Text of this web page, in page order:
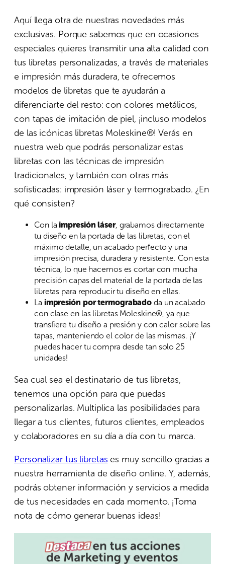
Aquí llega otra de nuestras novedades más
exclusivas. Porque sabemos que en ocasiones
especiales quieres transmitir una alta calidad con
tus libretas personalizadas, a través de materiales
e impresión más duradera, te ofrecemos
modelos de libretas que te ayudarán a
diferenciarte del resto: con colores metálicos,
con tapas de imitación de piel, ¡incluso modelos
de las icónicas libretas Moleskine®! Verás en
nuestra web que podrás personalizar estas
libretas con las técnicas de impresión
tradicionales, y también con otras más
sofisticadas: impresión láser y termograbado. ¿En
qué consisten?
Con laimpresión láser, grabamos directamente
tu diseño en la portada de las libretas, con el
máximo detalle, un acabado perfecto y una
impresión precisa, duradera y resistente. Con esta
técnica, lo que hacemos es cortar con mucha
precisión capas del material de la portada de las
libretas para reproducir tu diseño en ellas.
La impresión por termograbado da un acabado
con clase en las libretas Moleskine®, ya que
transfiere tu diseño a presión y con calor sobre las
tapas, manteniendo el color de las mismas. ¡Y
puedes hacer tu compra desde tan solo 25
unidades!
Sea cual sea el destinatario de tus libretas,
tenemos una opción para que puedas
personalizarlas. Multiplica las posibilidades para
llegar a tus clientes, futuros clientes, empleados
y colaboradores en su día a día con tu marca.
Personalizar tus libretas es muy sencillo gracias a
nuestra herramienta de diseño online. Y, además,
podrás obtener información y servicios a medida
de tus necesidades en cada momento. ¡Toma
nota de cómo generar buenas ideas!